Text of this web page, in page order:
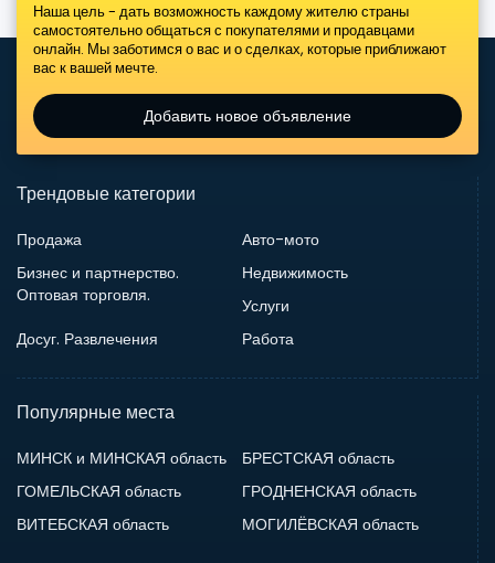
Наша цель - дать возможность каждому жителю страны
самостоятельно общаться с покупателями и продавцами
онлайн. Мы заботимся о вас и о сделках, которые приближают
вас к вашей мечте.
Добавить новое объявление
Трендовые категории
Продажа
Авто-мото
Бизнес и партнерство.
Оптовая торговля.
Недвижимость
Услуги
Досуг. Развлечения
Работа
Популярные места
МИНСК и МИНСКАЯ область
БРЕСТСКАЯ область
ГОМЕЛЬСКАЯ область
ГРОДНЕНСКАЯ область
ВИТЕБСКАЯ область
МОГИЛЁВСКАЯ область